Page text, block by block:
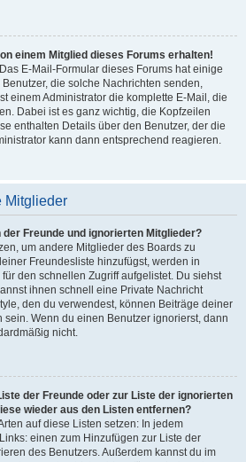
einem Mitglied dieses Forums erhalten!
E-Mail-Formular dieses Forums hat einige
die solche Nachrichten senden,
einem Administrator die komplette E-Mail, die
Dabei ist es ganz wichtig, die Kopfzeilen
enthalten Details über den Benutzer, der die
kann dann entsprechend reagieren.
Mitglieder
Freunde und ignorierten Mitglieder?
um andere Mitglieder des Boards zu
Freundesliste hinzufügst, werden in
den schnellen Zugriff aufgelistet. Du siehst
ihnen schnell eine Private Nachricht
den du verwendest, können Beiträge deiner
sein. Wenn du einen Benutzer ignorierst, dann
nicht.
der Freunde oder zur Liste der ignorierten
wieder aus den Listen entfernen?
auf diese Listen setzen: In jedem
einen zum Hinzufügen zur Liste der
des Benutzers. Außerdem kannst du im